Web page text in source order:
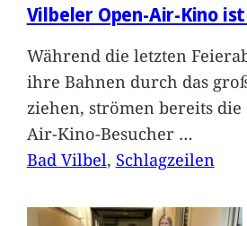
Vilbeler Open-Air-Kino
Während die letzten
ihre Bahnen durch das
ziehen, strömen bereits die
Air-Kino-Besucher …
Bad Vilbel, Schlagzeilen